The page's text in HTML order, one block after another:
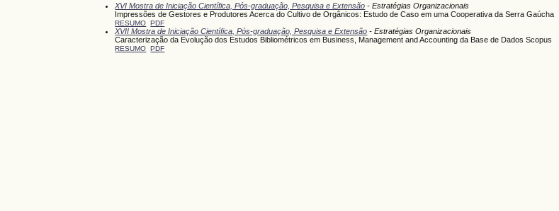
XVI Mostra de Iniciação Científica, Pós-graduação, Pesquisa e Extensão - Estratégias Organizacionais
Impressões de Gestores e Produtores Acerca do Cultivo de Orgânicos: Estudo de Caso em uma Cooperativa da Serra Gaúcha
RESUMO PDF
XVII Mostra de Iniciação Científica, Pós-graduação, Pesquisa e Extensão - Estratégias Organizacionais
Caracterização da Evolução dos Estudos Bibliométricos em Business, Management and Accounting da Base de Dados Scopus
RESUMO PDF